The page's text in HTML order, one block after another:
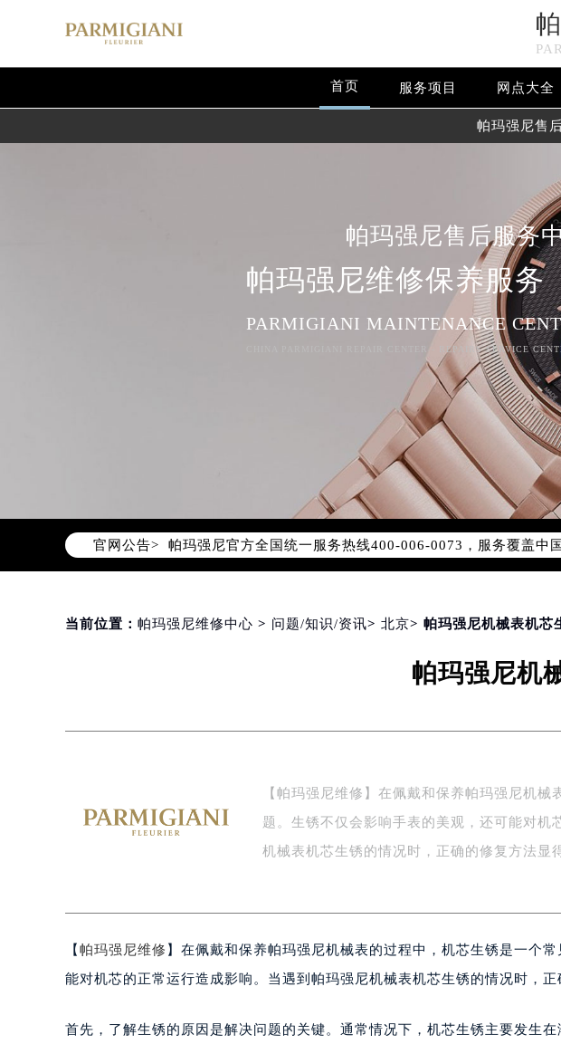
首页 服务项目 网点大全
帕玛强尼售
帕玛强尼售后服务
帕玛强尼维修保养服务
PARMIGIANI MAINTENANCE
CHINA PARMIGIANI REPAIR CENTER - REPAIRS SERVICE
官网公告>
2026年8月帕玛强尼中国区售后服务网络优化升级公告
2026年8月帕玛强尼全国官方售后客户服务热线：400-006-
帕玛强尼官方全国统一服务热线400-006-0073，服务覆盖中
2026年8月帕玛强尼售后服务中心最新网点地址：
北京市朝阳区建国门外大街甲6号华熙国际中心写字楼D座11
天津市和平区赤峰道136号天津国际金融中心写字楼26层2603
上海市黄浦区南京东路299号宏伊国际广场写字楼8层806室
盐城市盐都区世纪大道5号盐城金融城写字楼1号楼16层1604
泰州市海陵区永定东路399号置地商务中心东塔写字楼（华
宁波市江北区大闸南路500号来福士广场办公楼20层2009室（
嘉兴市南湖区广益路705号嘉兴世界贸易中心写字楼A座13层
南昌市红谷滩新区红谷中大道998号绿地双子塔（中央广场）
广州市天河区天河路230号万菱汇国际中心写字楼A塔7层704
当前位置： 帕玛强尼维修中心 > 问题/知识/资讯> 北京> 帕玛强尼机械表机芯
帕玛强尼机
【帕玛强尼维修】在佩戴和保养帕玛强尼机
题。生锈不仅会影响手表的美观，还可能对机
机械表机芯生锈的情况时，正确的修复方法显
【 帕玛强尼维修 】在佩戴和保养帕玛强尼机械表的过程中，机芯生锈是一个
能对机芯的正常运行造成影响。当遇到帕玛强尼机械表机芯生锈的情况时，正
首先，了解生锈的原因是解决问题的关键。通常情况下，机芯生锈主要发生